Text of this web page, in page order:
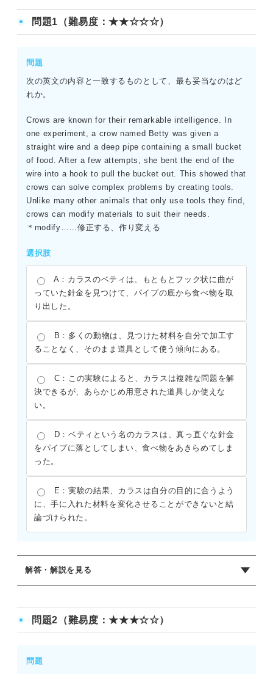
問題1（難易度：★★☆☆☆）
問題
次の英文の内容と一致するものとして、最も妥当なのはど
れか。
Crows are known for their remarkable intelligence. In
one experiment, a crow named Betty was given a
straight wire and a deep pipe containing a small bucket
of food. After a few attempts, she bent the end of the
wire into a hook to pull the bucket out. This showed that
crows can solve complex problems by creating tools.
Unlike many other animals that only use tools they find,
crows can modify materials to suit their needs.
＊modify……修正する、作り変える
選択肢
A：カラスのベティは、もともとフック状に曲が
っていた針金を見つけて、パイプの底から食べ物を取
り出した。
B：多くの動物は、見つけた材料を自分で加工す
ることなく、そのまま道具として使う傾向にある。
C：この実験によると、カラスは複雑な問題を解
決できるが、あらかじめ用意された道具しか使えな
い。
D：ベティという名のカラスは、真っ直ぐな針金
をパイプに落としてしまい、食べ物をあきらめてしま
った。
E：実験の結果、カラスは自分の目的に合うよう
に、手に入れた材料を変化させることができないと結
論づけられた。
解答・解説を見る
本文では、ベティが真っ直ぐな針金を自らフック状に曲げ
て使ったことから、カラスが道具を作って複雑な問題を解
め、Bが本文と一致する。
問題2（難易度：★★★☆☆）
問題